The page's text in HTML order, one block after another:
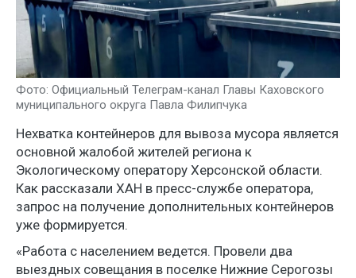
Фото: Официальный Телеграм-канал Главы Каховского
муниципального округа Павла Филипчука
Нехватка контейнеров для вывоза мусора является
основной жалобой жителей региона к
Экологическому оператору Херсонской области.
Как рассказали ХАН в пресс-службе оператора,
запрос на получение дополнительных контейнеров
уже формируется.
«Работа с населением ведется. Провели два
выездных совещания в поселке Нижние Серогозы